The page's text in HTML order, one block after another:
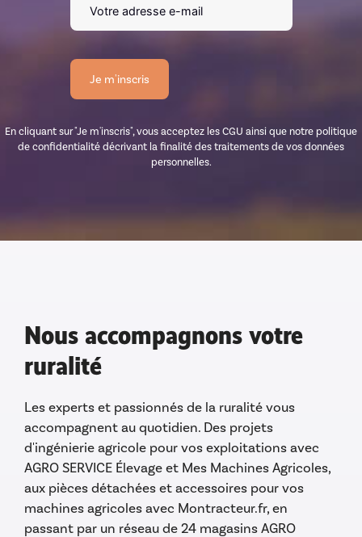
En cliquant sur "Je m'inscris", vous acceptez les CGU ainsi que notre politique
de confidentialité décrivant la finalité des traitements de vos données
personnelles.
Nous accompagnons votre
ruralité
Les experts et passionnés de la ruralité vous
accompagnent au quotidien. Des projets
d'ingénierie agricole pour vos exploitations avec
AGRO SERVICE Élevage et Mes Machines Agricoles,
aux pièces détachées et accessoires pour vos
machines agricoles avec Montracteur.fr, en
passant par un réseau de 24 magasins AGRO